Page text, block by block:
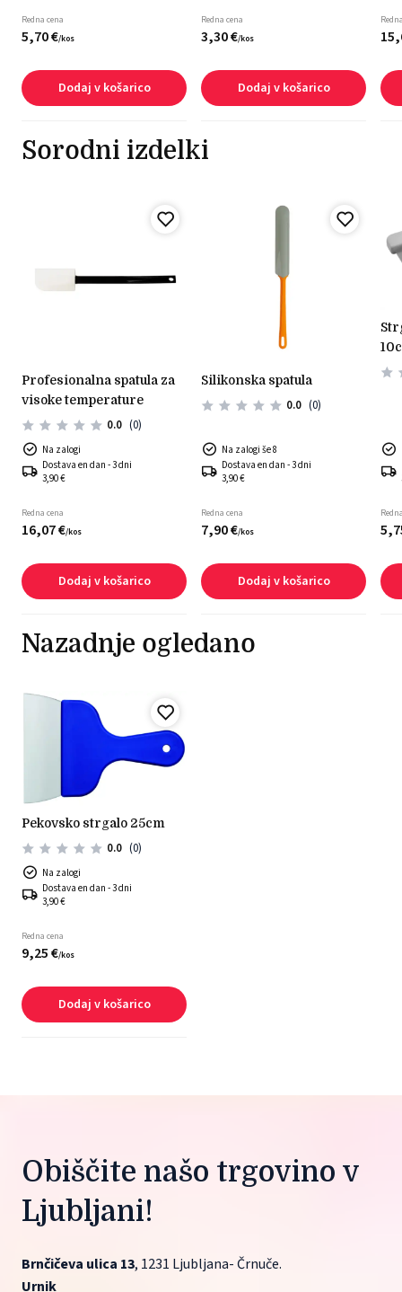
Redna cena
5,70€/kos
Dodaj v košarico
Redna cena
3,30€/kos
Dodaj v košarico
15,
Sorodni izdelki
profesionalna spatula za
visoke temperature
0.0 (0)
Na zalogi
Dostava en dan - 3 dni
3,90 €
Redna cena
16,07€/kos
Dodaj v košarico
silikonska spatula
0.0 (0)
Na zalogi še 8
Dostava en dan - 3 dni
3,90 €
Redna cena
7,90€/kos
Dodaj v košarico
strgalo pekovsko 13 x
5,
Nazadnje ogledano
pekovsko strgalo 25cm
0.0 (0)
Na zalogi
Dostava en dan - 3 dni
3,90 €
Redna cena
9,25€/kos
Dodaj v košarico
Obiščite našo trgovino v
Ljubljani!
Brnčičeva ulica 13, 1231 Ljubljana- Črnuče.
Urnik